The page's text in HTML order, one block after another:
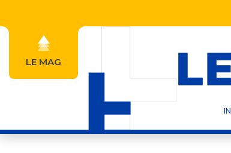
contenu
principal
LE MAG
principale